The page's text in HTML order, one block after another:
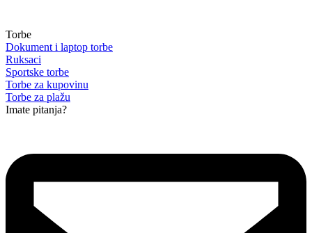
Torbe
Dokument i laptop torbe
Ruksaci
Sportske torbe
Torbe za kupovinu
Torbe za plažu
Imate pitanja?